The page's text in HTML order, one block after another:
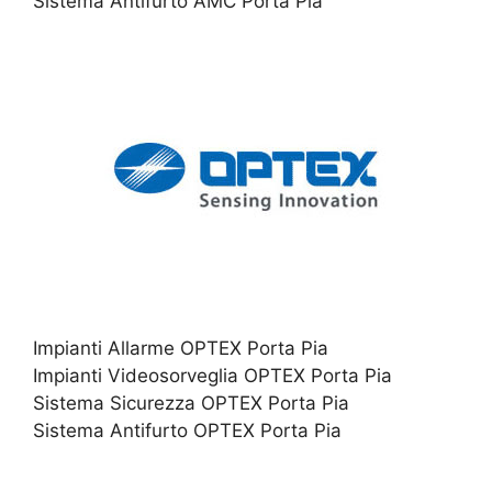
Impianti Allarme OPTEX Porta Pia
Impianti Videosorveglia OPTEX Porta Pia
Sistema Sicurezza OPTEX Porta Pia
Sistema Antifurto OPTEX Porta Pia